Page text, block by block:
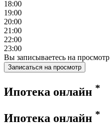
18:00
19:00
20:00
21:00
22:00
23:00
Вы записываетесь на просмотр
Записаться на просмотр
Ипотека онлайн *
Ипотека онлайн *